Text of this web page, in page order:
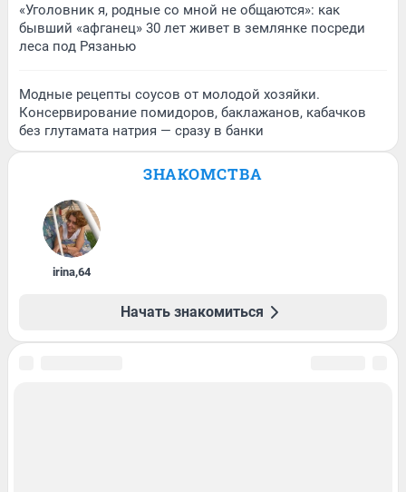
«Уголовник я, родные со мной не общаются»: как
бывший «афганец» 30 лет живет в землянке посреди
леса под Рязанью
Модные рецепты соусов от молодой хозяйки.
Консервирование помидоров, баклажанов, кабачков
без глутамата натрия — сразу в банки
ЗНАКОМСТВА
irina,64
Начать знакомиться